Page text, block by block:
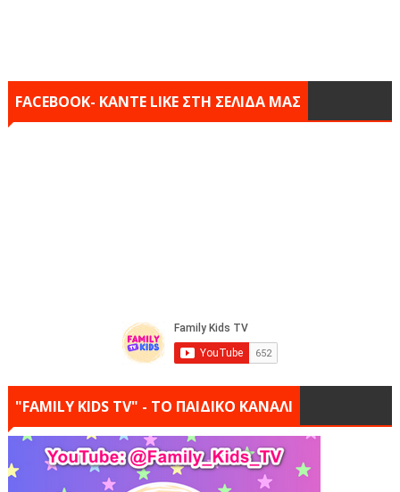
FACEBOOK- KANTE LIKE ΣΤΗ ΣΕΛΙΔΑ ΜΑΣ
"FAMILY KIDS TV" - ΤΟ ΠΑΙΔΙΚΟ ΚΑΝΑΛΙ